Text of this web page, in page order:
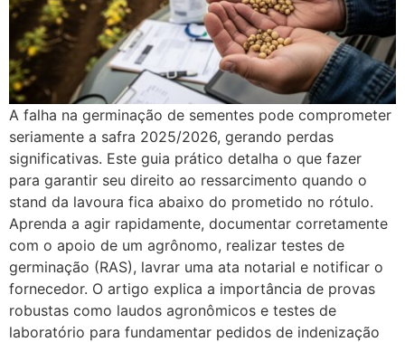
A falha na germinação de sementes pode comprometer
seriamente a safra 2025/2026, gerando perdas
significativas. Este guia prático detalha o que fazer
para garantir seu direito ao ressarcimento quando o
stand da lavoura fica abaixo do prometido no rótulo.
Aprenda a agir rapidamente, documentar corretamente
com o apoio de um agrônomo, realizar testes de
germinação (RAS), lavrar uma ata notarial e notificar o
fornecedor. O artigo explica a importância de provas
robustas como laudos agronômicos e testes de
laboratório para fundamentar pedidos de indenização